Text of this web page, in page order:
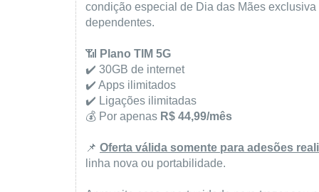
condição especial de Dia das Mães
dependentes.
📶
Plano TIM 5G
✔️ 30GB de internet
✔️ Apps ilimitados
✔️ Ligações ilimitadas
💰 Por apenas R$ 44,99/mês
📌 Oferta válida somente para adesões
linha nova ou portabilidade.